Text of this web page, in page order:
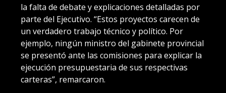
la falta de debate y explicaciones detalladas por
parte del Ejecutivo. “Estos proyectos carecen de
un verdadero trabajo técnico y político. Por
ejemplo, ningún ministro del gabinete provincial
se presentó ante las comisiones para explicar la
ejecución presupuestaria de sus respectivas
carteras”, remarcaron.